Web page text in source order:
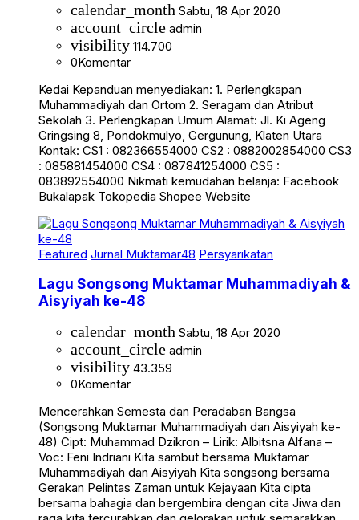
calendar_month Sabtu, 18 Apr 2020
account_circle admin
visibility 114.700
0Komentar
Kedai Kepanduan menyediakan: 1. Perlengkapan
Muhammadiyah dan Ortom 2. Seragam dan Atribut
Sekolah 3. Perlengkapan Umum Alamat: Jl. Ki Ageng
Gringsing 8, Pondokmulyo, Gergunung, Klaten Utara
Kontak: CS1 : 082366554000 CS2 : 0882002854000 CS3
: 085881454000 CS4 : 087841254000 CS5 :
083892554000 Nikmati kemudahan belanja: Facebook
Bukalapak Tokopedia Shopee Website
Featured Jurnal Muktamar48 Persyarikatan
Lagu Songsong Muktamar Muhammadiyah &
Aisyiyah ke-48
calendar_month Sabtu, 18 Apr 2020
account_circle admin
visibility 43.359
0Komentar
Mencerahkan Semesta dan Peradaban Bangsa
(Songsong Muktamar Muhammadiyah dan Aisyiyah ke-
48) Cipt: Muhammad Dzikron – Lirik: Albitsna Alfana –
Voc: Feni Indriani Kita sambut bersama Muktamar
Muhammadiyah dan Aisyiyah Kita songsong bersama
Gerakan Pelintas Zaman untuk Kejayaan Kita cipta
bersama bahagia dan bergembira dengan cita Jiwa dan